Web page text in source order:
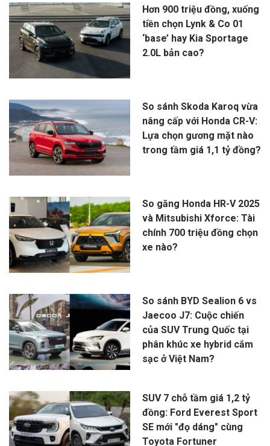
Hơn 900 triệu đồng, xuống
tiền chọn Lynk & Co 01
‘base’ hay Kia Sportage
2.0L bản cao?
So sánh Skoda Karoq vừa
nâng cấp với Honda CR-V:
Lựa chọn gương mặt nào
trong tầm giá 1,1 tỷ đồng?
So găng Honda HR-V 2025
và Mitsubishi Xforce: Tài
chính 700 triệu đồng chọn
xe nào?
So sánh BYD Sealion 6 vs
Jaecoo J7: Cuộc chiến
của SUV Trung Quốc tại
phân khúc xe hybrid cắm
sạc ở Việt Nam?
SUV 7 chỗ tầm giá 1,2 tỷ
đồng: Ford Everest Sport
SE mới "đọ dáng" cùng
Toyota Fortuner